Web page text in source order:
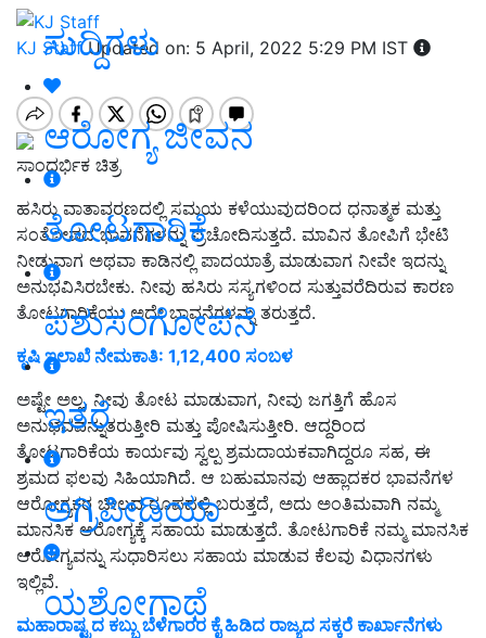
ಸುದ್ದಿಗಳು
ಆರೋಗ್ಯ ಜೀವನ
ತೋಟಗಾರಿಕೆ
ಪಶುಸಂಗೋಪನೆ
ಇತರೆ
ಅಗ್ರಿಪೀಡಿಯಾ
ಯಶೋಗಾಥೆ
KJ StaffUpdated on: 5 April, 2022 5:29 PM IST
ಸಾಂದರ್ಭಿಕ ಚಿತ್ರ
ಹಸಿರು ವಾತಾವರಣದಲ್ಲಿ ಸಮಯ ಕಳೆಯುವುದರಿಂದ ಧನಾತ್ಮಕ ಮತ್ತು
ಸಂತೋಷದ ಭಾವನೆಗಳನ್ನು ಪ್ರಚೋದಿಸುತ್ತದೆ. ಮಾವಿನ ತೋಪಿಗೆ ಭೇಟಿ
ನೀಡುವಾಗ ಅಥವಾ ಕಾಡಿನಲ್ಲಿ ಪಾದಯಾತ್ರೆ ಮಾಡುವಾಗ ನೀವೇ ಇದನ್ನು
ಅನುಭವಿಸಿರಬೇಕು. ನೀವು ಹಸಿರು ಸಸ್ಯಗಳಿಂದ ಸುತ್ತುವರೆದಿರುವ ಕಾರಣ
ತೋಟಗಾರಿಕೆಯು ಅದೇ ಭಾವನೆಗಳನ್ನು ತರುತ್ತದೆ.
ಕೃಷಿ ಇಲಾಖೆ ನೇಮಕಾತಿ: 1,12,400 ಸಂಬಳ
ಅಷ್ಟೇ ಅಲ್ಲ, ನೀವು ತೋಟ ಮಾಡುವಾಗ, ನೀವು ಜಗತ್ತಿಗೆ ಹೊಸ
ಅನುಭವವನ್ನುತರುತ್ತೀರಿ ಮತ್ತು ಪೋಷಿಸುತ್ತೀರಿ. ಆದ್ದರಿಂದ
ತೋಟಗಾರಿಕೆಯ ಕಾರ್ಯವು ಸ್ವಲ್ಪ ಶ್ರಮದಾಯಕವಾಗಿದ್ದರೂ ಸಹ, ಈ
ಶ್ರಮದ ಫಲವು ಸಿಹಿಯಾಗಿದೆ. ಆ ಬಹುಮಾನವು ಆಹ್ಲಾದಕರ ಭಾವನೆಗಳ
ಆರೋಗ್ಯಕರ ಚೀಲದ ರೂಪದಲ್ಲಿ ಬರುತ್ತದೆ, ಅದು ಅಂತಿಮವಾಗಿ ನಮ್ಮ
ಮಾನಸಿಕ ಆರೋಗ್ಯಕ್ಕೆ ಸಹಾಯ ಮಾಡುತ್ತದೆ. ತೋಟಗಾರಿಕೆ ನಮ್ಮ ಮಾನಸಿಕ
ಆರೋಗ್ಯವನ್ನು ಸುಧಾರಿಸಲು ಸಹಾಯ ಮಾಡುವ ಕೆಲವು ವಿಧಾನಗಳು
ಇಲ್ಲಿವೆ.
ಮಹಾರಾಷ್ಟ್ರದ ಕಬ್ಬು ಬೆಳೆಗಾರರ ಕೈ ಹಿಡಿದ ರಾಜ್ಯದ ಸಕ್ಕರೆ ಕಾರ್ಖಾನೆಗಳು